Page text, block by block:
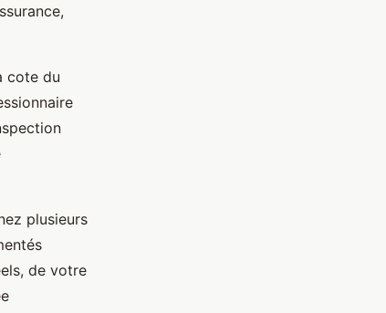
cote du
plusieurs
de votre